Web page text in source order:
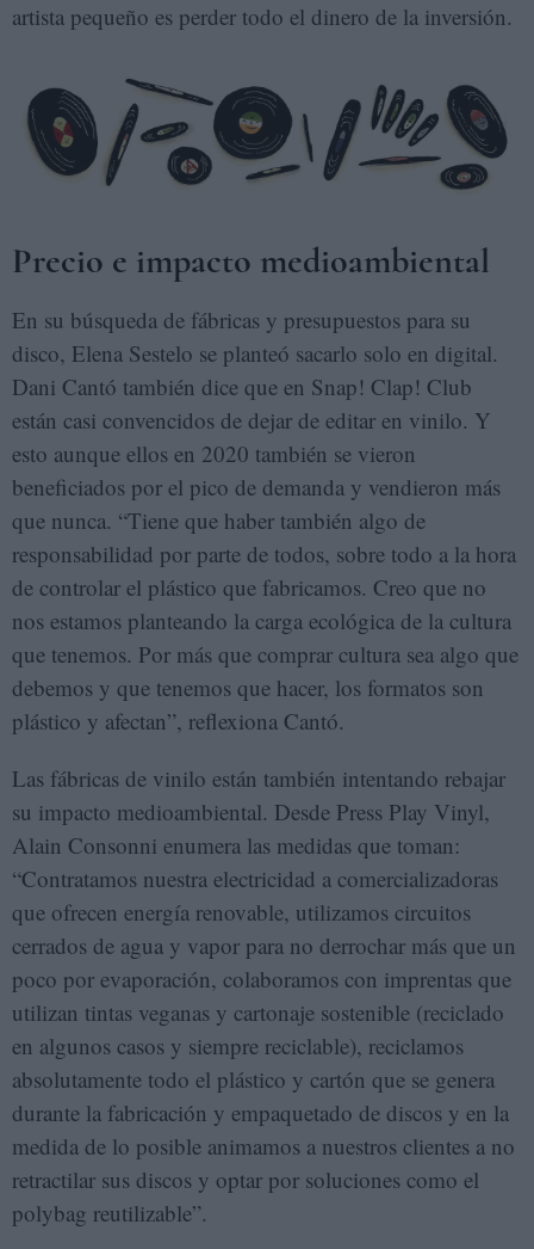
artista pequeño es perder todo el dinero de la inversión.
Precio e impacto medioambiental
En su búsqueda de fábricas y presupuestos para su
disco, Elena Sestelo se planteó sacarlo solo en digital.
Dani Cantó también dice que en Snap! Clap! Club
están casi convencidos de dejar de editar en vinilo. Y
esto aunque ellos en 2020 también se vieron
beneficiados por el pico de demanda y vendieron más
que nunca. “Tiene que haber también algo de
responsabilidad por parte de todos, sobre todo a la hora
de controlar el plástico que fabricamos. Creo que no
nos estamos planteando la carga ecológica de la cultura
que tenemos. Por más que comprar cultura sea algo que
debemos y que tenemos que hacer, los formatos son
plástico y afectan”, reflexiona Cantó.
Las fábricas de vinilo están también intentando rebajar
su impacto medioambiental. Desde Press Play Vinyl,
Alain Consonni enumera las medidas que toman:
“Contratamos nuestra electricidad a comercializadoras
que ofrecen energía renovable, utilizamos circuitos
cerrados de agua y vapor para no derrochar más que un
poco por evaporación, colaboramos con imprentas que
utilizan tintas veganas y cartonaje sostenible (reciclado
en algunos casos y siempre reciclable), reciclamos
absolutamente todo el plástico y cartón que se genera
durante la fabricación y empaquetado de discos y en la
medida de lo posible animamos a nuestros clientes a no
retractilar sus discos y optar por soluciones como el
polybag reutilizable”.